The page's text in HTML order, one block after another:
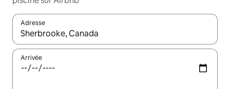
Adresse
Lorsque les résultats s'affichent, utilisez les flèches vers le
Arrivée